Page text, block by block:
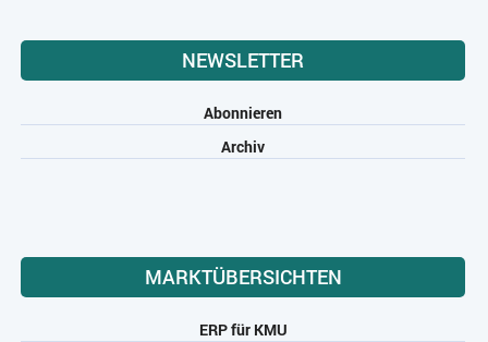
NEWSLETTER
Abonnieren
Archiv
MARKTÜBERSICHTEN
ERP für KMU